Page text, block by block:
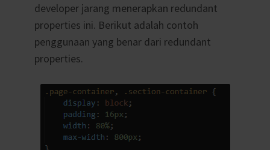
developer jarang menerapkan redundant
properties ini. Berikut adalah contoh
penggunaan yang benar dari redundant
properties.